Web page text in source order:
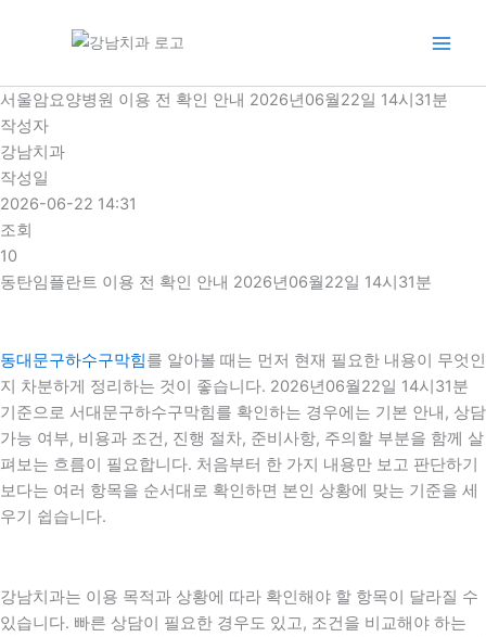
로
건
너
뛰
기
서울암요양병원 이용 전 확인 안내 2026년06월22일 14시31분
작성자
강남치과
작성일
2026-06-22 14:31
조회
10
동탄임플란트 이용 전 확인 안내 2026년06월22일 14시31분
동대문구하수구막힘를 알아볼 때는 먼저 현재 필요한 내용이 무엇인
지 차분하게 정리하는 것이 좋습니다. 2026년06월22일 14시31분
기준으로 서대문구하수구막힘를 확인하는 경우에는 기본 안내, 상담
가능 여부, 비용과 조건, 진행 절차, 준비사항, 주의할 부분을 함께 살
펴보는 흐름이 필요합니다. 처음부터 한 가지 내용만 보고 판단하기
보다는 여러 항목을 순서대로 확인하면 본인 상황에 맞는 기준을 세
우기 쉽습니다.
강남치과는 이용 목적과 상황에 따라 확인해야 할 항목이 달라질 수
있습니다. 빠른 상담이 필요한 경우도 있고, 조건을 비교해야 하는